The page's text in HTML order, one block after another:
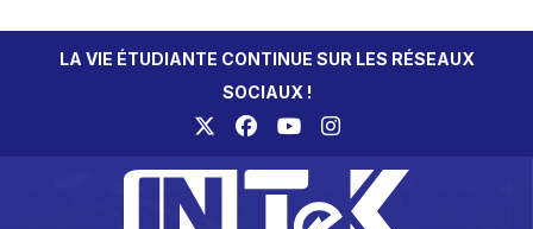
LA VIE ÉTUDIANTE CONTINUE SUR LES RÉSEAUX
SOCIAUX !